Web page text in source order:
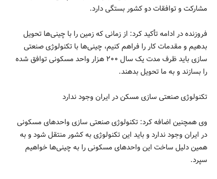
مشارکت و توافقات دو کشور بستگی دارد.
فروزنده در ادامه تأکید کرد: از زمانی که زمین را با چینی‌ها تحویل
بدهیم و مقدمات کار را فراهم کنیم، چینی‌ها با تکنولوژی صنعتی
سازی باید ظرف مدت یک سال ۲۰۰ هزار واحد مسکونی توافق شده
را بسازند و به ما تحویل بدهند.
تکنولوژی صنعتی سازی مسکن در ایران وجود ندارد
وی همچنین اضافه کرد: تکنولوژی صنعتی سازی واحدهای مسکونی
در ایران وجود ندارد و باید این تکنولوژی به کشور منتقل شود و به
همین دلیل ساخت این واحدهای مسکونی را به چینی‌ها خواهیم
سپرد.